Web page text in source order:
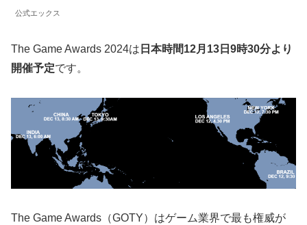
公式エックス
The Game Awards 2024は 日本時間12月13日9時30分より
開催予定です。
The Game Awards（GOTY）はゲーム業界で最も権威が